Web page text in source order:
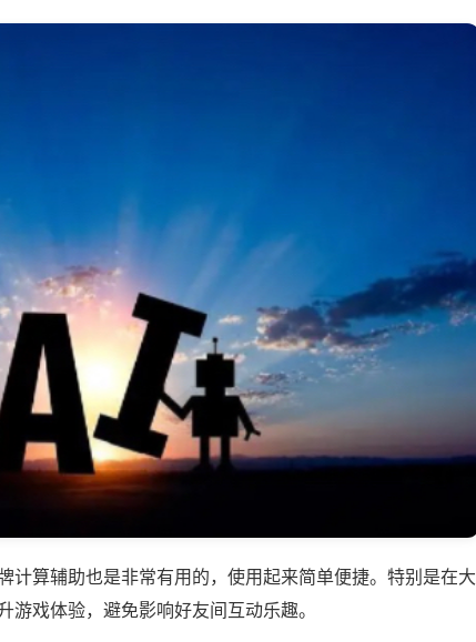
计算辅助也是非常有用的，使用起来简单便捷。特别是在大
戏体验，避免影响好友间互动乐趣。